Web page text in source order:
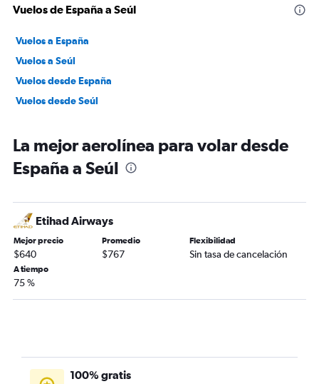
Vuelos de España a Seúl
Vuelos a España
Vuelos a Seúl
Vuelos desde España
Vuelos desde Seúl
La mejor aerolínea para volar desde
España a Seúl
Etihad Airways
Mejor precio
$640
Promedio
$767
Flexibilidad
Sin tasa de cancelación
A tiempo
75 %
100% gratis